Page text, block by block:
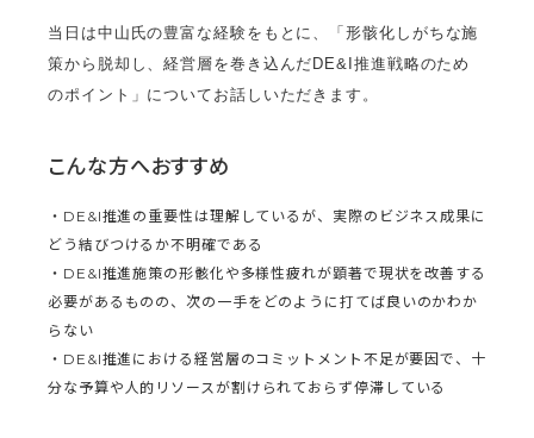
当日は中山氏の豊富な経験をもとに、「形骸化しがちな施
策から脱却し、経営層を巻き込んだDE&I推進戦略のため
のポイント」についてお話しいただきます。
こんな方へおすすめ
・DE&I推進の重要性は理解しているが、実際のビジネス成果に
どう結びつけるか不明確である
・DE&I推進施策の形骸化や多様性疲れが顕著で現状を改善する
必要があるものの、次の一手をどのように打てば良いのかわか
らない
・DE&I推進における経営層のコミットメント不足が要因で、十
分な予算や人的リソースが割けられておらず停滞している